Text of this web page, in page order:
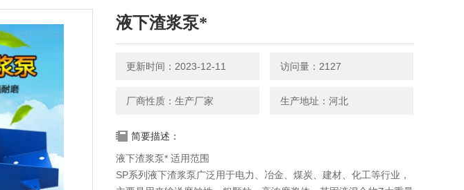
液下渣浆泵*
更新时间：2023-12-11 访问量：2127
厂商性质：生产厂家 生产地址：河北
简要描述：
液下渣浆泵* 适用范围
SP系列液下渣浆泵广泛用于电力、冶金、煤炭、建材、化工等行业，